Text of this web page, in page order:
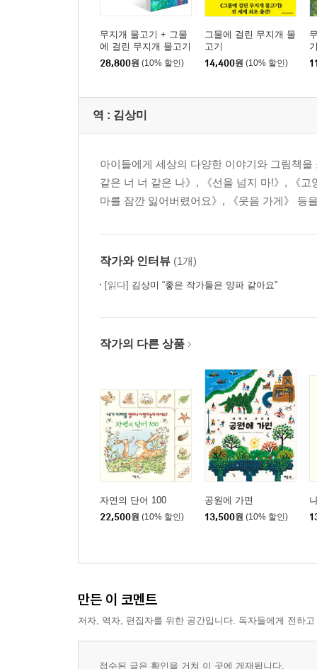
무지개 물고기 + 그물
에 걸린 무지개 물고기
세트
28,800원 (10% 할인)
그물에 걸린 무지개 물
고기
14,400원 (10% 할인)
역 : 김상미
아이들에게 세상의 다양한 이야기와 그림책
같은 너 너 같은 나》, 《선을 넘지 마!》, 《
마를 잠깐 잃어버렸어요》, 《웃음 가게》 등
작가와 인터뷰 (1개)
[읽다] 김상미 “좋은 작가들은 양파 같아요”
작가의 다른 상품
자연의 단어 100
22,500원 (10% 할인)
공원에 가면
13,500원 (10% 할인)
만든 이 코멘트
저자, 역자, 편집자를 위한 공간입니다. 독자들에게 전하
접수된 글은 확인을 거쳐 이 곳에 게재됩니다.